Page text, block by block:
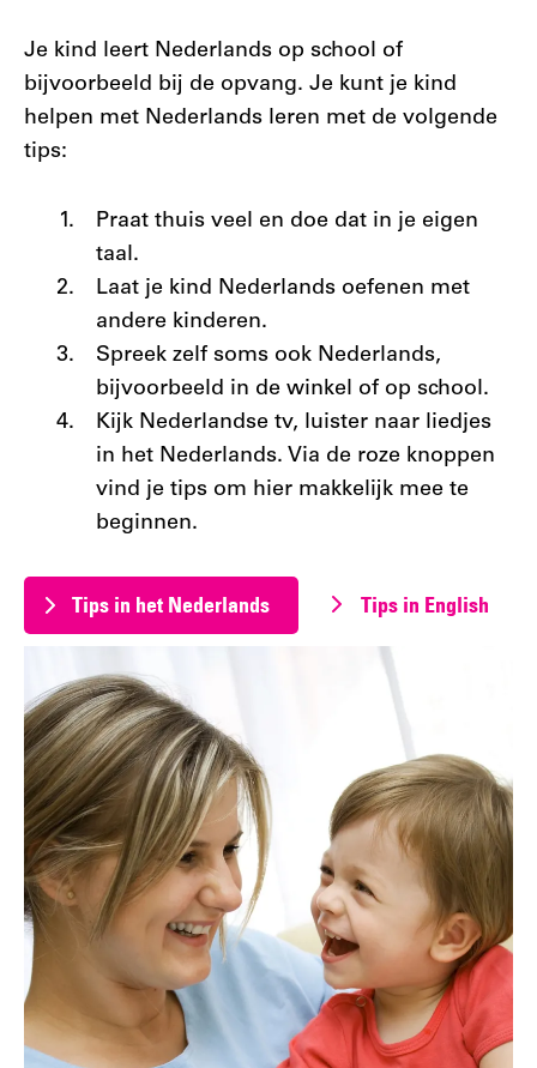
Je kind leert Nederlands op school of
bijvoorbeeld bij de opvang. Je kunt je kind
helpen met Nederlands leren met de volgende
tips:
Praat thuis veel en doe dat in je eigen
taal.
Laat je kind Nederlands oefenen met
andere kinderen.
Spreek zelf soms ook Nederlands,
bijvoorbeeld in de winkel of op school.
Kijk Nederlandse tv, luister naar liedjes
in het Nederlands. Via de roze knoppen
vind je tips om hier makkelijk mee te
beginnen.
Tips in het Nederlands Tips in English